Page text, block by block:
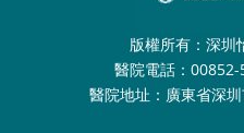
版權所有：深圳
醫院電話：
醫院地址：廣東省深